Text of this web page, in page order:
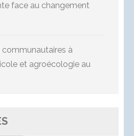
face au changement
à
et agroécologie au